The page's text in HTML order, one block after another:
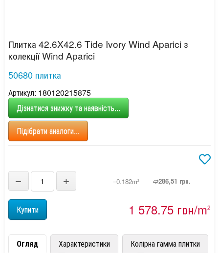
Плитка 42.6X42.6 Tide Ivory Wind Aparici з
колекції Wind Aparici
50680 плитка
Артикул: 180120215875
Дізнатися знижку та наявність...
Підібрати аналоги...
− + =0.182m2 ➫286,51 грн.
1 578,75 грн/m2
Огляд Характеристики
Колірна гамма плитки